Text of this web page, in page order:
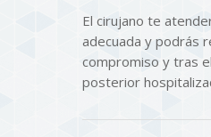
El cirujano te
adecuada y podrás
compromiso y tras
posterior